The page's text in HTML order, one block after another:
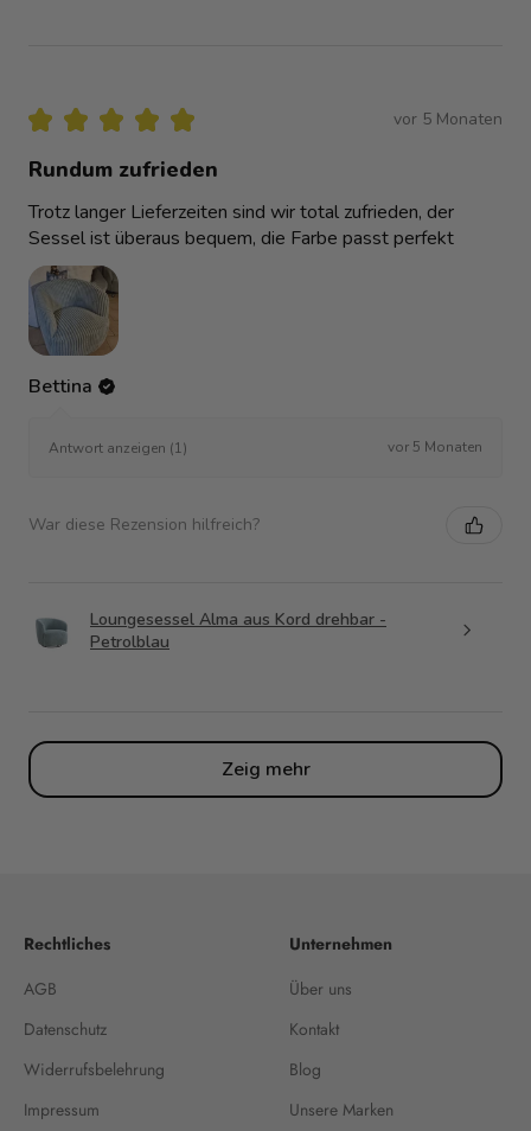
★ ★ ★ ★ ★ vor 5 Monaten
Rundum zufrieden
Trotz langer Lieferzeiten sind wir total zufrieden, der
Sessel ist überaus bequem, die Farbe passt perfekt
Bettina
Antwort anzeigen (1) vor 5 Monaten
War diese Rezension hilfreich?
Loungesessel Alma aus Kord drehbar -
Petrolblau
Zeig mehr
Rechtliches
AGB
Datenschutz
Widerrufsbelehrung
Impressum
Unternehmen
Über uns
Kontakt
Blog
Unsere Marken